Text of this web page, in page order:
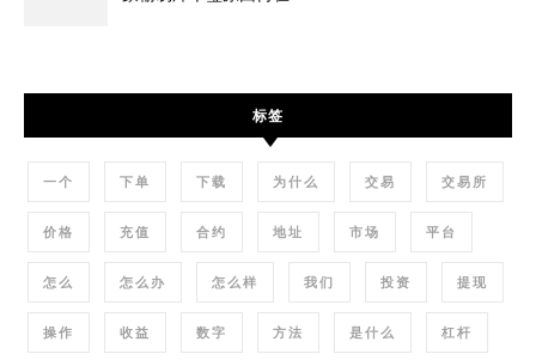
标签
一个 下单 下载 为什么 交易 交易所
价格 充值 合约 地址 市场 平台
怎么 怎么办 怎么样 我们 投资 提现
操作 收益 数字 方法 是什么 杠杆